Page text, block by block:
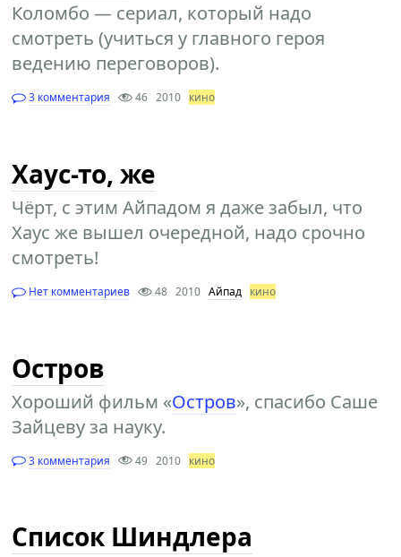
Коломбо — сериал, который надо
смотреть (учиться у главного героя
ведению переговоров).
3 комментария 46 2010 кино
Хаус-то, же
Чёрт, с этим Айпадом я даже забыл, что
Хаус же вышел очередной, надо срочно
смотреть!
Нет комментариев 48 2010 Айпад кино
Остров
Хороший фильм «Остров», спасибо Саше
Зайцеву за науку.
3 комментария 49 2010 кино
Список Шиндлера